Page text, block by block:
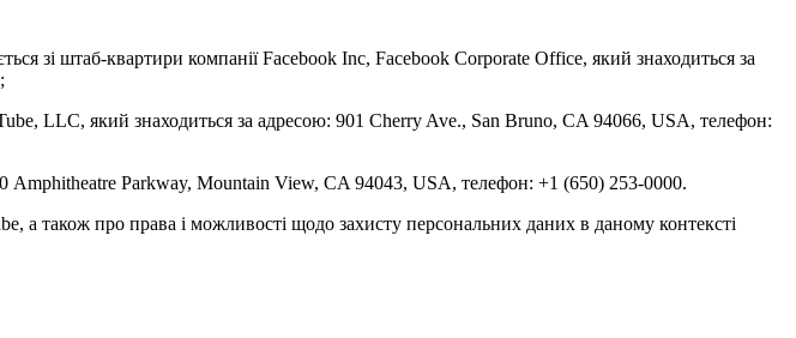
зі штаб-квартири компанії Facebook Inc, Facebook Corporate Office, який знаходиться за
LLC, який знаходиться за адресою: 901 Cherry Ave., San Bruno, CA 94066, USA, телефон:
Amphitheatre Parkway, Mountain View, CA 94043, USA, телефон: +1 (650) 253-0000.
а також про права і можливості щодо захисту персональних даних в даному контексті